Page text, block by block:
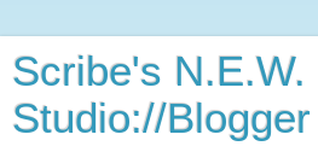
Scribe's N.E.W.
Studio://Blogger